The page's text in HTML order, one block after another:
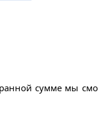
сумме мы